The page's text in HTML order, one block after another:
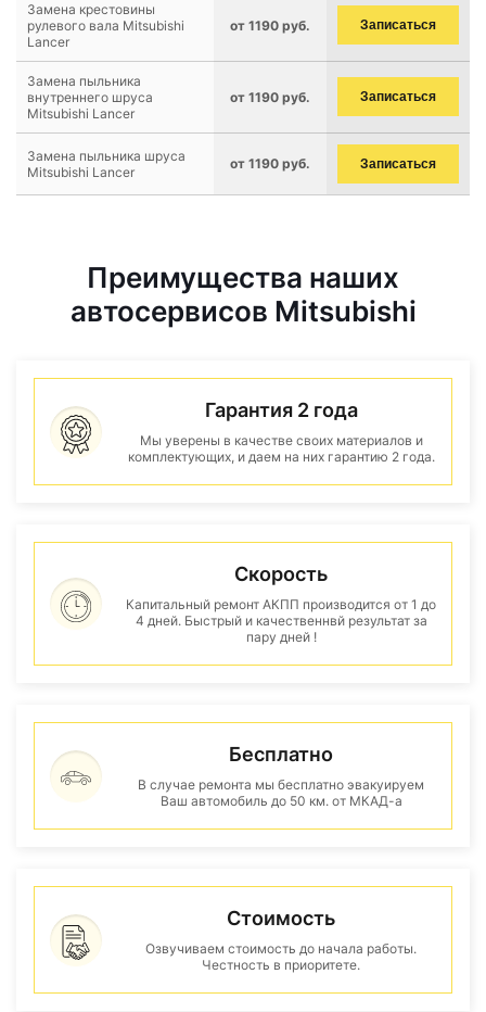
Замена крестовины
рулевого вала Mitsubishi
Lancer
от 1190 руб. Записаться
Замена пыльника
внутреннего шруса
Mitsubishi Lancer
от 1190 руб. Записаться
Замена пыльника шруса
Mitsubishi Lancer
от 1190 руб. Записаться
Преимущества наших
автосервисов Mitsubishi
Гарантия 2 года
Мы уверены в качестве своих материалов и
комплектующих, и даем на них гарантию 2 года.
Скорость
Капитальный ремонт АКПП производится от 1 до
4 дней. Быстрый и качественнвй результат за
пару дней !
Бесплатно
В случае ремонта мы бесплатно эвакуируем
Ваш автомобиль до 50 км. от МКАД-а
Стоимость
Озвучиваем стоимость до начала работы.
Честность в приоритете.